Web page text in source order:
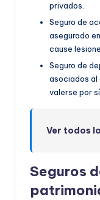
privados.
Seguro de
asegurado
cause
Seguro de
asociados al
valerse por
Ver todos
Seguros